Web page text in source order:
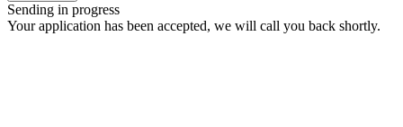
Sending in progress
Your application has been accepted, we will call you back shortly.